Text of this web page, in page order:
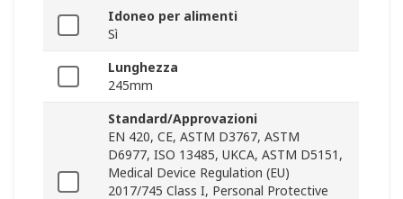
Idoneo per alimenti
Sì
Lunghezza
245mm
Standard/Approvazioni
EN 420, CE, ASTM D3767, ASTM
D6977, ISO 13485, UKCA, ASTM D5151,
Medical Device Regulation (EU)
2017/745 Class I, Personal Protective